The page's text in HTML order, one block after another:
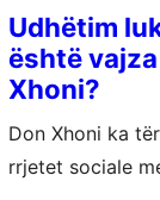
Udhëtim
është
Xhoni?
Don Xhoni ka
rrjetet sociale